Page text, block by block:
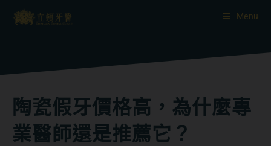
Menu
陶瓷假牙價格高，為什麼專
業醫師還是推薦它？